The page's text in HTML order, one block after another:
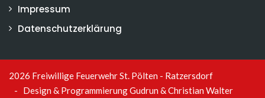
Impressum
Datenschutzerklärung
2026 Freiwillige Feuerwehr St. Pölten - Ratzersdorf
- Design & ProgrammierungGudrun & Christian Walter